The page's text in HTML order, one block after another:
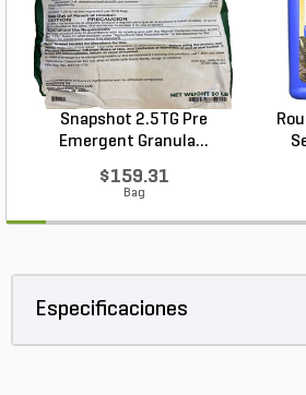
Snapshot 2.5TG Pre
Emergent Granula...
$159.31
Bag
Especificaciones